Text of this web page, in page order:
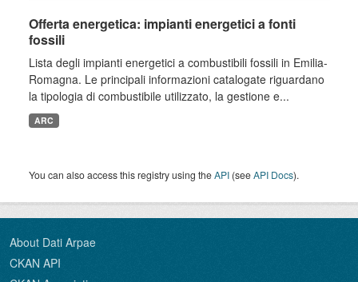
Offerta energetica: impianti energetici a fonti
fossili
Lista degli impianti energetici a combustibili fossili in Emilia-
Romagna. Le principali informazioni catalogate riguardano
la tipologia di combustibile utilizzato, la gestione e...
ARC
You can also access this registry using theAPI (seeAPI Docs).
About Dati Arpae
CKAN API